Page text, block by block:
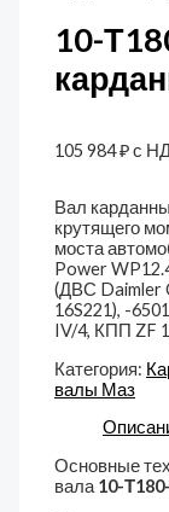
10-
105 984₽с
Вал
крутящего
моста
Power
(ДВС Daimler
16S221), -
IV/4, КПП ZF
Категория:
валы Маз
Основные
вала 10-